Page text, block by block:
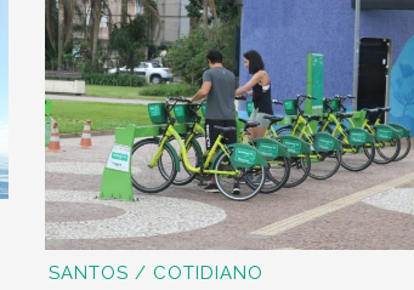
SANTOS / COTIDIANO